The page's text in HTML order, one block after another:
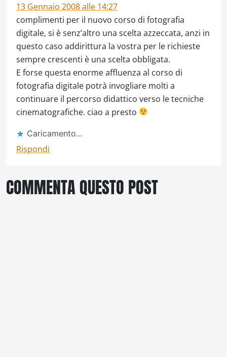
13 Gennaio 2008 alle 14:27
complimenti per il nuovo corso di fotografia
digitale, si è senz’altro una scelta azzeccata, anzi in
questo caso addirittura la vostra per le richieste
sempre crescenti è una scelta obbligata.
E forse questa enorme affluenza al corso di
fotografia digitale potrà invogliare molti a
continuare il percorso didattico verso le tecniche
cinematografiche. ciao a presto
Caricamento...
Rispondi
COMMENTA QUESTO POST